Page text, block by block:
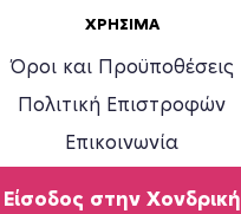
ΧΡΉΣΙΜΑ
Όροι και Προϋποθέσεις
Πολιτική Επιστροφών
Επικοινωνία
Είσοδος στην Χονδρική